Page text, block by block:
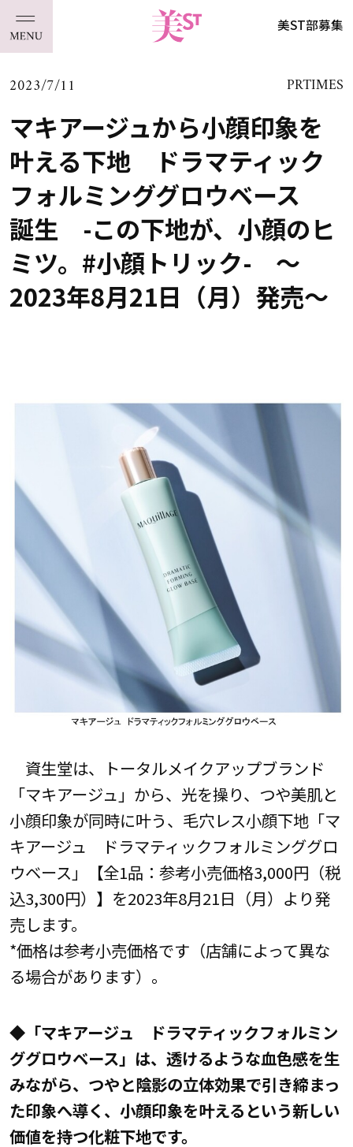
美ST部募集
2023/7/11 PRTIMES
マキアージュから小顔印象を
叶える下地 ドラマティック
フォルミンググロウベース
誕生 -この下地が、小顔のヒ
ミツ。#小顔トリック- ～
2023年8月21日（月）発売～
資生堂は、トータルメイクアップブランド
「マキアージュ」から、光を操り、つや美肌と
小顔印象が同時に叶う、毛穴レス小顔下地「マ
キアージュ ドラマティックフォルミンググロ
ウベース」【全1品：参考小売価格3,000円（税
込3,300円）】を2023年8月21日（月）より発
売します。
*価格は参考小売価格です（店舗によって異な
る場合があります）。
◆「マキアージュ ドラマティックフォルミン
ググロウベース」は、透けるような血色感を生
みながら、つやと陰影の立体効果で引き締まっ
た印象へ導く、小顔印象を叶えるという新しい
価値を持つ化粧下地です。